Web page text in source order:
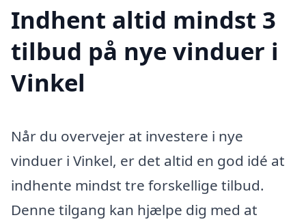
Indhent altid mindst 3
tilbud på nye vinduer i
Vinkel
Når du overvejer at investere i nye
vinduer i Vinkel, er det altid en god idé at
indhente mindst tre forskellige tilbud.
Denne tilgang kan hjælpe dig med at